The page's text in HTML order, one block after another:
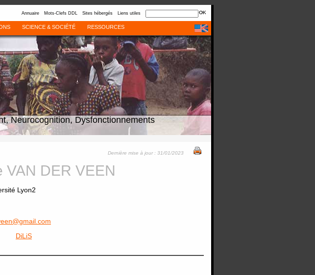
Annuaire Mots-Clefs DDL Sites hébergés Liens utiles
SCIENCE & SOCIÉTÉ RESSOURCES
Neurocognition, Dysfonctionnements
Dernière mise à jour : 31/01/2023
VAN DER VEEN
Lyon2
DiLiS